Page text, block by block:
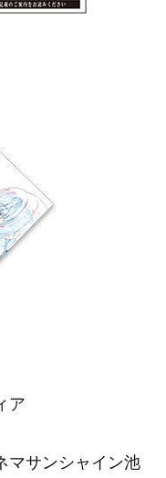
ア
マサンシャイン池